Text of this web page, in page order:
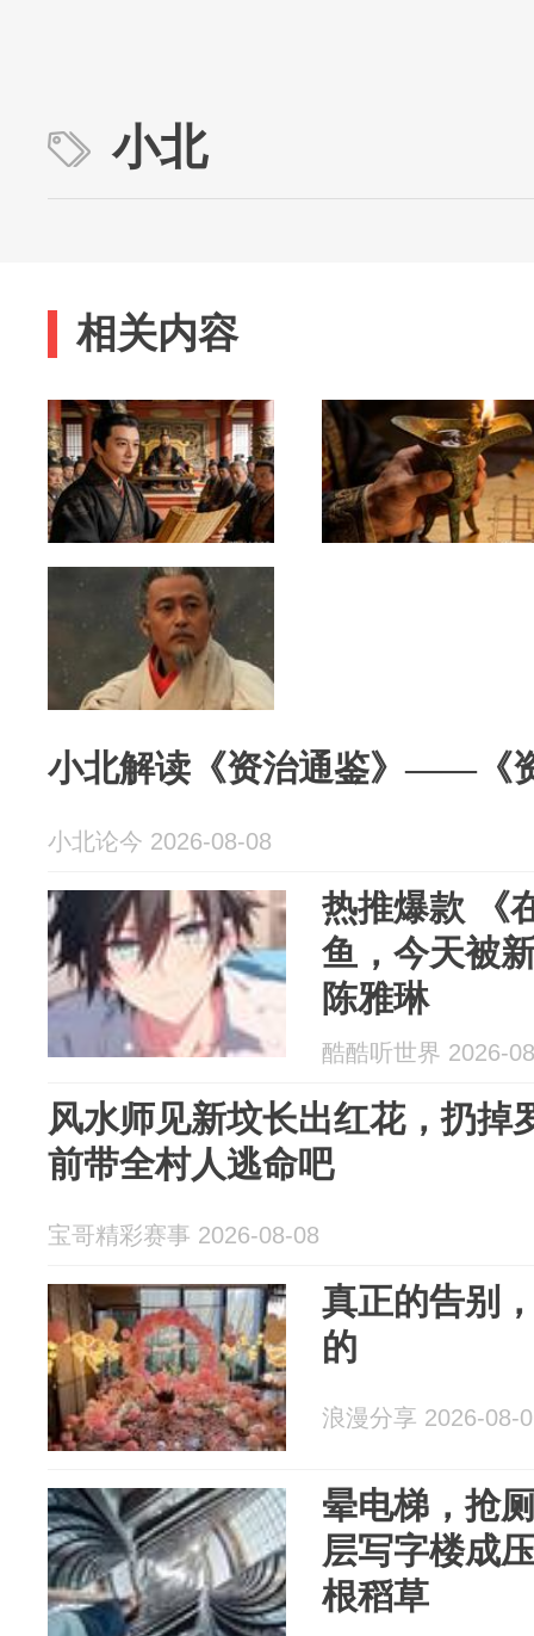
小北
相关内容
小北解读《资治通鉴》——《
小北论今 2026-08-08
热推爆款 《
鱼，今天被
陈雅琳
酷酷听世界 2026-
风水师见新坟长出红花，扔掉
前带全村人逃命吧
宝哥精彩赛事 2026-08-08
真正的告别
的
浪漫分享 2026-08-
晕电梯，抢
层写字楼成
根稻草